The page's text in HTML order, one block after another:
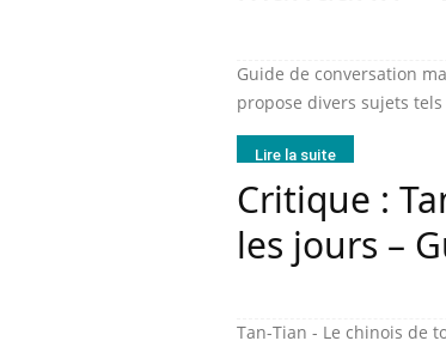
Guide de conversation
propose divers sujets
Lire la suite
Critique :
les jours –
Tan-Tian - Le chinois de